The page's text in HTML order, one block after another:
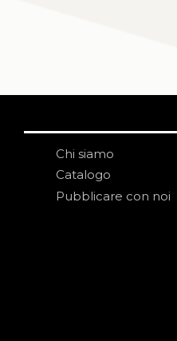
Chi siamo
Catalogo
Pubblicare con noi